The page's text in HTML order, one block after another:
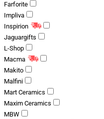
Farforite
Impliva
Inspirion
Jaguargifts
L-Shop
Macma
Makito
Malfini
Mart Ceramics
Maxim Ceramics
MBW